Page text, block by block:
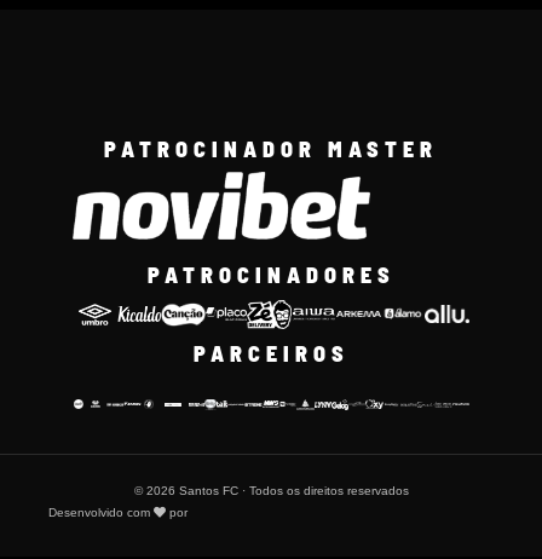
PATROCINADOR MASTER
PATROCINADORES
PARCEIROS
© 2026 Santos FC · Todos os direitos reservados
Desenvolvido com
por